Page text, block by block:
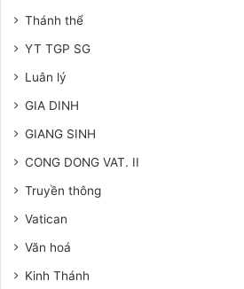
Thánh thể
YT TGP SG
Luân lý
GIA DINH
GIANG SINH
CONG DONG VAT. II
Truyền thông
Vatican
Văn hoá
Kinh Thánh